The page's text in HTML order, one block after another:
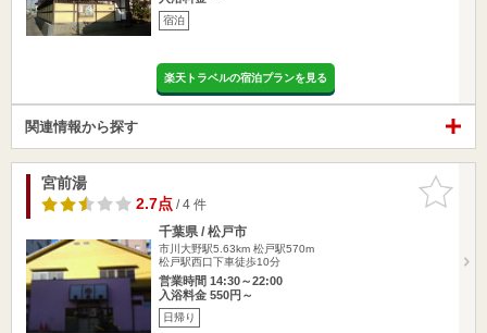
宿泊
楽天トラベルの宿泊プランを見る
関連情報から探す
お気に入
りに追加
宮前湯
2.7点/ 4 件
千葉県 / 松戸市
市川大野駅5.63km 松戸駅570m
松戸駅西口下車徒歩10分
営業時間 14:30～22:00
入浴料金 550円～
日帰り